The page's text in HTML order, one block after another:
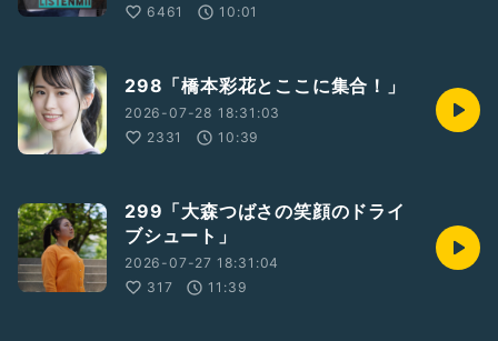
6461
10:01
298「橋本彩花とここに集合！」
2026-07-28 18:31:03
2331
10:39
299「大森つばさの笑顔のドライ
ブシュート」
2026-07-27 18:31:04
317
11:39